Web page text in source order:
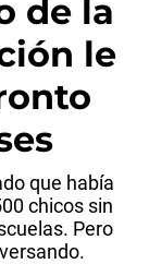
de la
le
que había
chicos sin
Pero